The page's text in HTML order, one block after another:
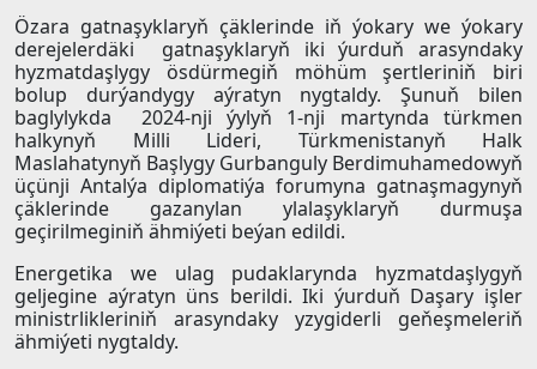
Özara gatnaşyklaryň çäklerinde iň ýokary we ýokary
derejelerdäki gatnaşyklaryň iki ýurduň arasyndaky
hyzmatdaşlygy ösdürmegiň möhüm şertleriniň biri
bolup durýandygy aýratyn nygtaldy. Şunuň bilen
baglylykda 2024-nji ýylyň 1-nji martynda türkmen
halkynyň Milli Lideri, Türkmenistanyň Halk
Maslahatynyň Başlygy Gurbanguly Berdimuhamedowyň
üçünji Antalýa diplomatiýa forumyna gatnaşmagynyň
çäklerinde gazanylan ylalaşyklaryň durmuşa
geçirilmeginiň ähmiýeti beýan edildi.
Energetika we ulag pudaklarynda hyzmatdaşlygyň
geljegine aýratyn üns berildi. Iki ýurduň Daşary işler
ministrlikleriniň arasyndaky yzygiderli geňeşmeleriň
ähmiýeti nygtaldy.